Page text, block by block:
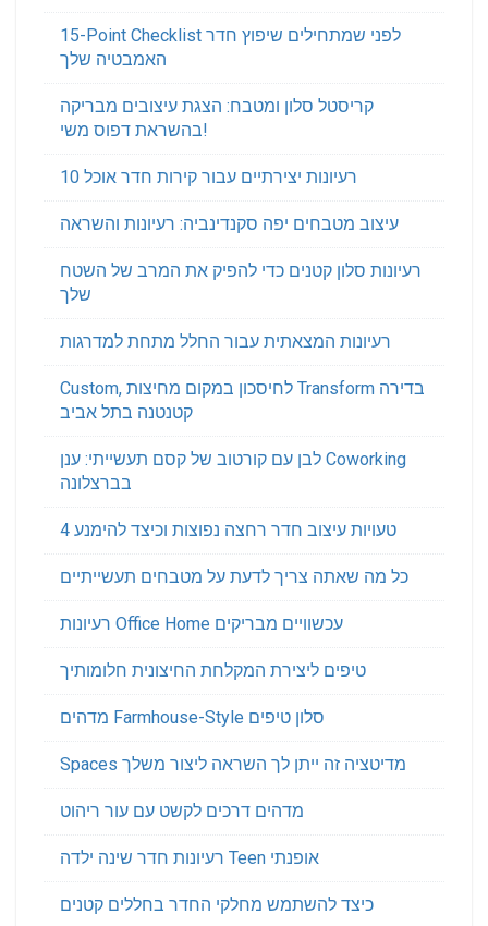
15-Point Checklist לפני שמתחילים שיפוץ חדר
האמבטיה שלך
קריסטל סלון ומטבח: הצגת עיצובים מבריקה
בהשראת דפוס משי!
10 רעיונות יצירתיים עבור קירות חדר אוכל
עיצוב מטבחים יפה סקנדינביה: רעיונות והשראה
רעיונות סלון קטנים כדי להפיק את המרב של השטח
שלך
רעיונות המצאתית עבור החלל מתחת למדרגות
Custom, לחיסכון במקום מחיצות Transform בדירה
קטנטנה בתל אביב
לבן עם קורטוב של קסם תעשייתי: ענן Coworking
בברצלונה
4 טעויות עיצוב חדר רחצה נפוצות וכיצד להימנע
כל מה שאתה צריך לדעת על מטבחים תעשייתיים
רעיונות Office Home עכשוויים מבריקים
טיפים ליצירת המקלחת החיצונית חלומותיך
מדהים Farmhouse-Style סלון טיפים
Spaces מדיטציה זה ייתן לך השראה ליצור משלך
מדהים דרכים לקשט עם עור ריהוט
רעיונות חדר שינה ילדה Teen אופנתי
כיצד להשתמש מחלקי החדר בחללים קטנים